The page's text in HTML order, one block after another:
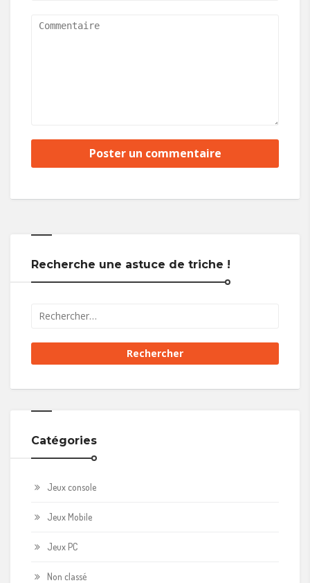
Recherche une astuce de triche !
Catégories
Jeux console
Jeux Mobile
Jeux PC
Non classé